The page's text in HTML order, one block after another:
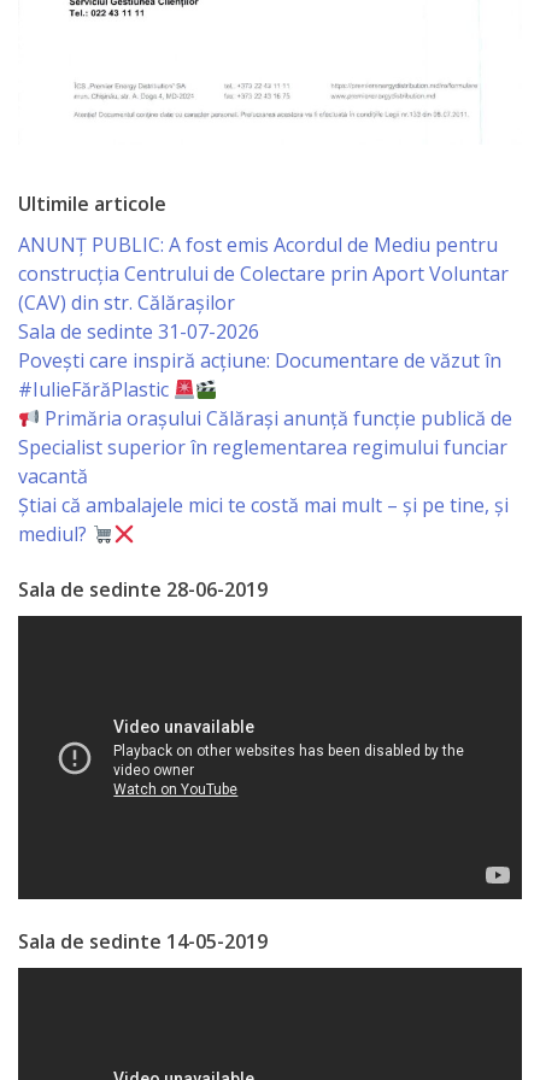
Juridic
în
Reglementarea
Regimului
Funciar
Serviciul
Relaţii
cu
Publicul
Specialist
Gospodărie
Comunală
Specialist
în
Ultimile articole
ANUNȚ PUBLIC: A fost emis Acordul de Mediu pentru
construcția Centrului de Colectare prin Aport Voluntar
(CAV) din str. Călărașilor
Sala de sedinte 31-07-2026
Povești care inspiră acțiune: Documentare de văzut în
#IulieFărăPlastic
Primăria orașului Călărași anunță funcție publică de
Specialist superior în reglementarea regimului funciar
vacantă
Știai că ambalajele mici te costă mai mult – și pe tine, și
mediul?
Sala de sedinte 28-06-2019
Sala de sedinte 14-05-2019